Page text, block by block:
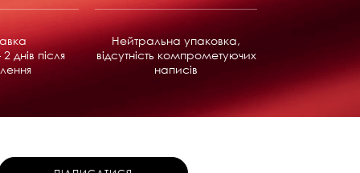
днів після
Нейтральна упаковка,
відсутність компрометуючих
написів